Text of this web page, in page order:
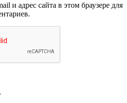
и адрес сайта в этом браузере для